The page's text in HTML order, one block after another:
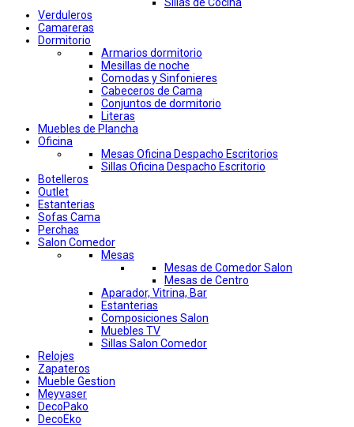
Sillas de Cocina
Verduleros
Camareras
Dormitorio
Armarios dormitorio
Mesillas de noche
Comodas y Sinfonieres
Cabeceros de Cama
Conjuntos de dormitorio
Literas
Muebles de Plancha
Oficina
Mesas Oficina Despacho Escritorios
Sillas Oficina Despacho Escritorio
Botelleros
Outlet
Estanterias
Sofas Cama
Perchas
Salon Comedor
Mesas
Mesas de Comedor Salon
Mesas de Centro
Aparador, Vitrina, Bar
Estanterias
Composiciones Salon
Muebles TV
Sillas Salon Comedor
Relojes
Zapateros
Mueble Gestion
Meyvaser
DecoPako
DecoEko